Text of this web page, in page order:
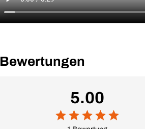
Bewertungen
5.00